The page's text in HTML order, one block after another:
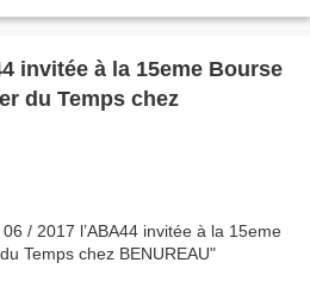
du Temps chez